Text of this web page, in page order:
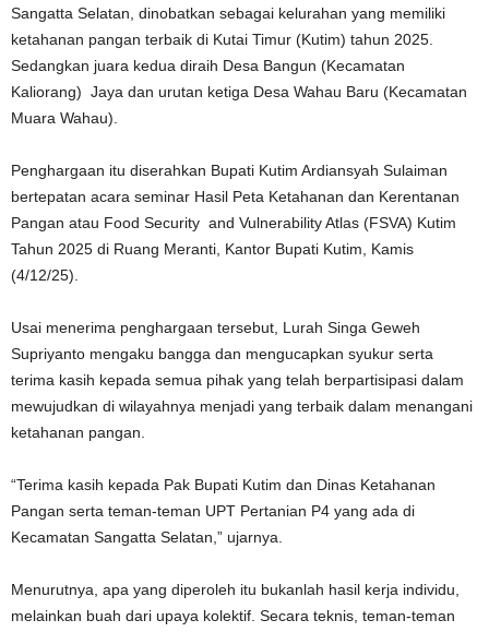
Sangatta Selatan, dinobatkan sebagai kelurahan yang memiliki
ketahanan pangan terbaik di Kutai Timur (Kutim) tahun 2025.
Sedangkan juara kedua diraih Desa Bangun (Kecamatan
Kaliorang) Jaya dan urutan ketiga Desa Wahau Baru (Kecamatan
Muara Wahau).
Penghargaan itu diserahkan Bupati Kutim Ardiansyah Sulaiman
bertepatan acara seminar Hasil Peta Ketahanan dan Kerentanan
Pangan atau Food Security and Vulnerability Atlas (FSVA) Kutim
Tahun 2025 di Ruang Meranti, Kantor Bupati Kutim, Kamis
(4/12/25).
Usai menerima penghargaan tersebut, Lurah Singa Geweh
Supriyanto mengaku bangga dan mengucapkan syukur serta
terima kasih kepada semua pihak yang telah berpartisipasi dalam
mewujudkan di wilayahnya menjadi yang terbaik dalam menangani
ketahanan pangan.
“Terima kasih kepada Pak Bupati Kutim dan Dinas Ketahanan
Pangan serta teman-teman UPT Pertanian P4 yang ada di
Kecamatan Sangatta Selatan,” ujarnya.
Menurutnya, apa yang diperoleh itu bukanlah hasil kerja individu,
melainkan buah dari upaya kolektif. Secara teknis, teman-teman